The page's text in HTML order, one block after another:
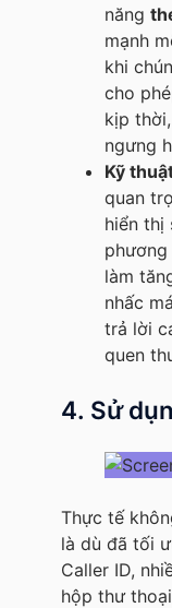
năng
mạnh
khi
cho
kịp
ngưng
Kỹ
quan
hiển thị
làm
nhấc
trả lời
quen
4. Sử
Thực tế
là dù đã tối
Caller ID,
hộp thư